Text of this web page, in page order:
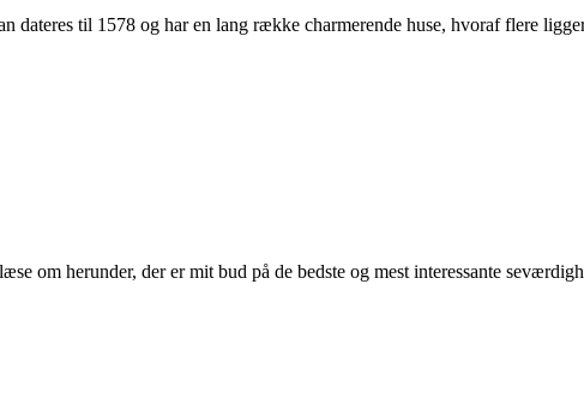
dateres til 1578 og har en lang række charmerende huse, hvoraf flere
om herunder, der er mit bud på de bedste og mest interessante